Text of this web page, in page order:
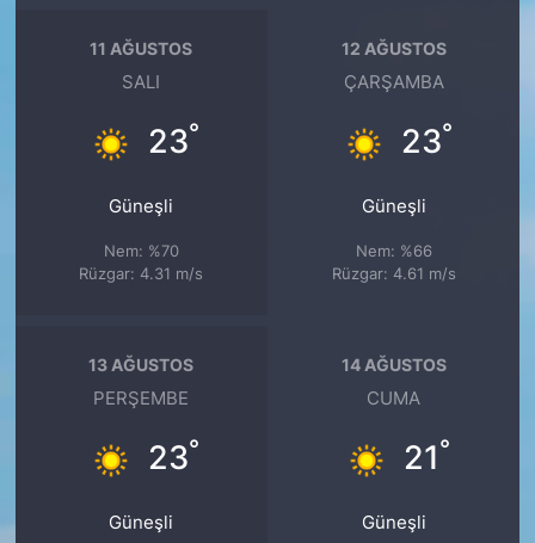
11 AĞUSTOS
SALI
23°
Güneşli
Nem: %70
Rüzgar: 4.31 m/s
12 AĞUSTOS
ÇARŞAMBA
23°
Güneşli
Nem: %66
Rüzgar: 4.61 m/s
13 AĞUSTOS
PERŞEMBE
23°
Güneşli
14 AĞUSTOS
CUMA
21°
Güneşli